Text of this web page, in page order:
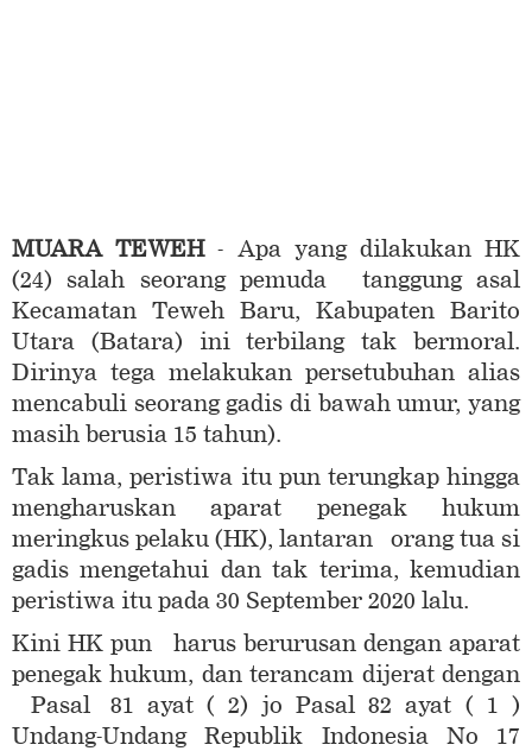
MUARA TEWEH- Apa yang dilakukan HK
(24) salah seorang pemuda tanggung asal
Kecamatan Teweh Baru, Kabupaten Barito
Utara (Batara) ini terbilang tak bermoral.
Dirinya tega melakukan persetubuhan alias
mencabuli seorang gadis di bawah umur, yang
masih berusia 15 tahun).
Tak lama, peristiwa itu pun terungkap hingga
mengharuskan aparat penegak hukum
meringkus pelaku (HK), lantaran orang tua si
gadis mengetahui dan tak terima, kemudian
peristiwa itu pada 30 September 2020 lalu.
Kini HK pun harus berurusan dengan aparat
penegak hukum, dan terancam dijerat dengan
Pasal 81 ayat ( 2) jo Pasal 82 ayat ( 1 )
Undang-Undang Republik Indonesia No 17